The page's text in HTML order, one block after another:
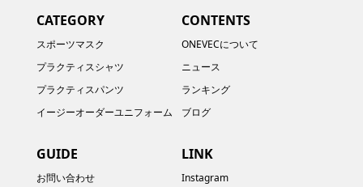
CATEGORY
スポーツマスク
プラクティスシャツ
プラクティスパンツ
イージーオーダーユニフォーム
CONTENTS
ONEVECについて
ニュース
ランキング
ブログ
GUIDE
お問い合わせ
LINK
Instagram